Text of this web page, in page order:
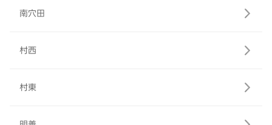
南穴田
村西
村東